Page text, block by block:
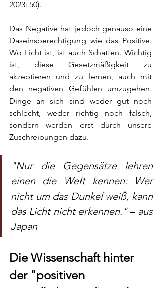
2023: 50).
Das Negative hat jedoch genauso eine
Daseinsberechtigung wie das Positive.
Wo Licht ist, ist auch Schatten. Wichtig
ist, diese Gesetzmäßigkeit zu
akzeptieren und zu lernen, auch mit
den negativen Gefühlen umzugehen.
Dinge an sich sind weder gut noch
schlecht, weder richtig noch falsch,
sondern werden erst durch unsere
Zuschreibungen dazu.
"Nur die Gegensätze lehren
einen die Welt kennen: Wer
nicht um das Dunkel weiß, kann
das Licht nicht erkennen." – aus
Japan
Die Wissenschaft hinter
der "positiven